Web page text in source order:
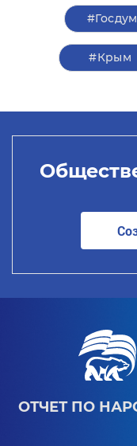
#Крым
ОТЧЕТ ПО